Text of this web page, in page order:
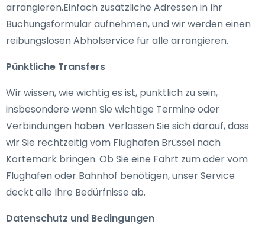
arrangieren.Einfach zusätzliche Adressen in Ihr
Buchungsformular aufnehmen, und wir werden einen
reibungslosen Abholservice für alle arrangieren.
Pünktliche Transfers
Wir wissen, wie wichtig es ist, pünktlich zu sein,
insbesondere wenn Sie wichtige Termine oder
Verbindungen haben. Verlassen Sie sich darauf, dass
wir Sie rechtzeitig vom Flughafen Brüssel nach
Kortemark bringen. Ob Sie eine Fahrt zum oder vom
Flughafen oder Bahnhof benötigen, unser Service
deckt alle Ihre Bedürfnisse ab.
Datenschutz und Bedingungen